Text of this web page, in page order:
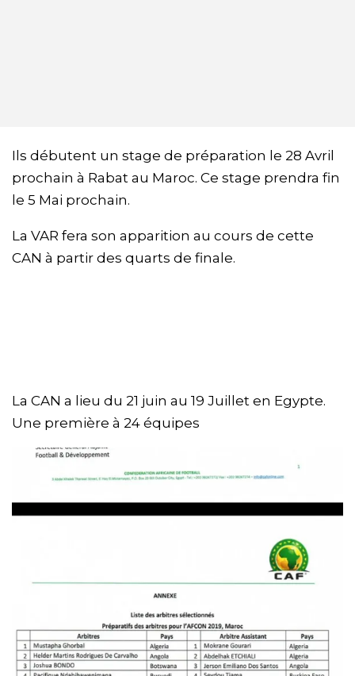
Ils débutent un stage de préparation le 28 Avril
prochain à Rabat au Maroc. Ce stage prendra fin
le 5 Mai prochain.
La VAR fera son apparition au cours de cette
CAN à partir des quarts de finale.
La CAN a lieu du 21 juin au 19 Juillet en Egypte.
Une première à 24 équipes